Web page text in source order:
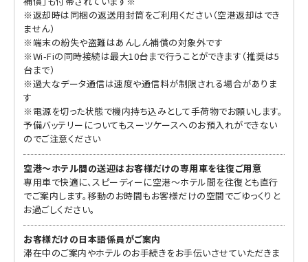
※返却時は同梱の返送用封筒をご利用ください（空港返却はでき
ません）
※端末の紛失や盗難はあんしん補償の対象外です
※Wi-Fiの同時接続は最大10台まで行うことができます（推奨は5
台まで）
※過大なデータ通信は速度や通信料が制限される場合がありま
す
※電源を切った状態で機内持ち込みとして手荷物でお願いします。
予備バッテリーについてもスーツケースへのお預入れができない
のでご注意ください
空港～ホテル間の送迎はお客様だけの専用車を往復ご用意
専用車で快適に、スピーディーに空港～ホテル間を往復とも直行
でご案内します。移動のお時間もお客様だけの空間でごゆっくりと
お過ごしください。
お客様だけの日本語係員がご案内
滞在中のご案内やホテルのお手続きをお手伝いさせていただきま